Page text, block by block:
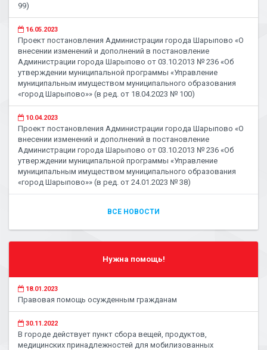
99)
16.05.2023
Проект постановления Администрации города Шарыпово «О
внесении изменений и дополнений в постановление
Администрации города Шарыпово от 03.10.2013 № 236 «Об
утверждении муниципальной программы «Управление
муниципальным имуществом муниципального образования
«город Шарыпово»» (в ред. от 18.04.2023 № 100)
10.04.2023
Проект постановления Администрации города Шарыпово «О
внесении изменений и дополнений в постановление
Администрации города Шарыпово от 03.10.2013 № 236 «Об
утверждении муниципальной программы «Управление
муниципальным имуществом муниципального образования
«город Шарыпово»» (в ред. от 24.01.2023 № 38)
ВСЕ НОВОСТИ
Нужна помощь!
18.01.2023
Правовая помощь осужденным гражданам
30.11.2022
В городе действует пункт сбора вещей, продуктов,
медицинских принадлежностей для мобилизованных